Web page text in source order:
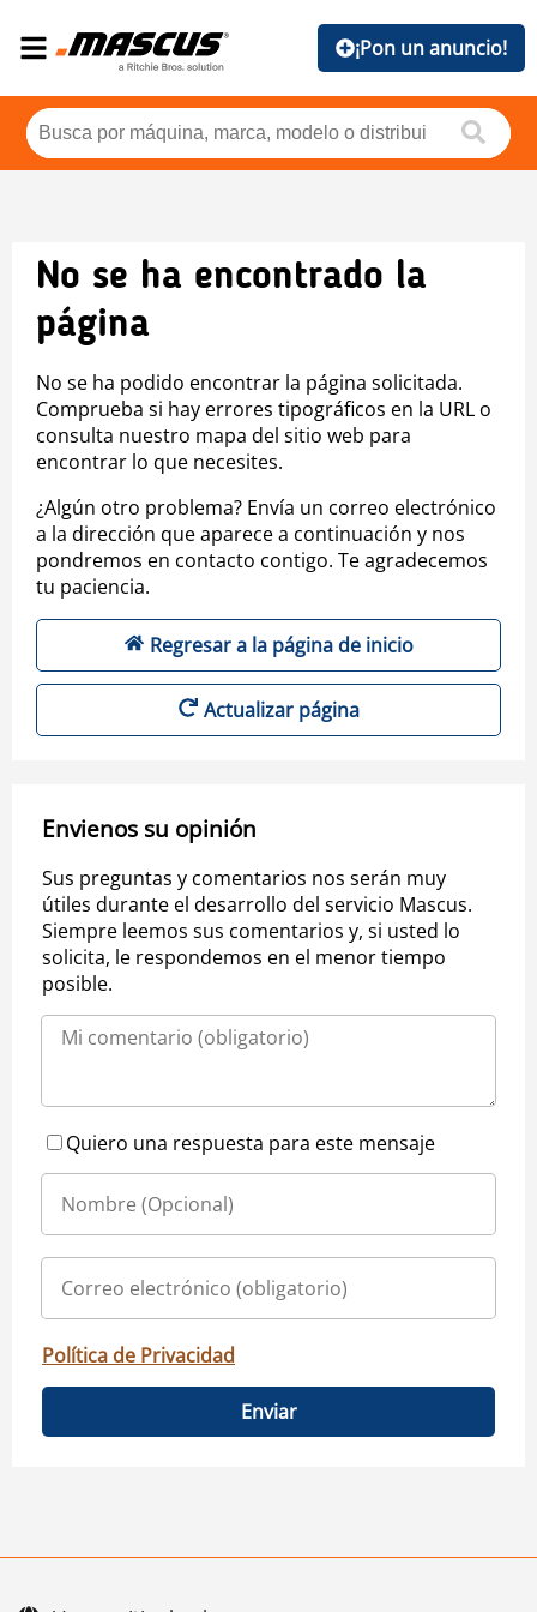
¡Pon un anuncio!
No se ha encontrado la
página
No se ha podido encontrar la página solicitada.
Comprueba si hay errores tipográficos en la URL o
consulta nuestro mapa del sitio web para
encontrar lo que necesites.
¿Algún otro problema? Envía un correo electrónico
a la dirección que aparece a continuación y nos
pondremos en contacto contigo. Te agradecemos
tu paciencia.
Regresar a la página de inicio
Actualizar página
Envienos su opinión
Sus preguntas y comentarios nos serán muy
útiles durante el desarrollo del servicio Mascus.
Siempre leemos sus comentarios y, si usted lo
solicita, le respondemos en el menor tiempo
posible.
Quiero una respuesta para este mensaje
Política de Privacidad
Enviar